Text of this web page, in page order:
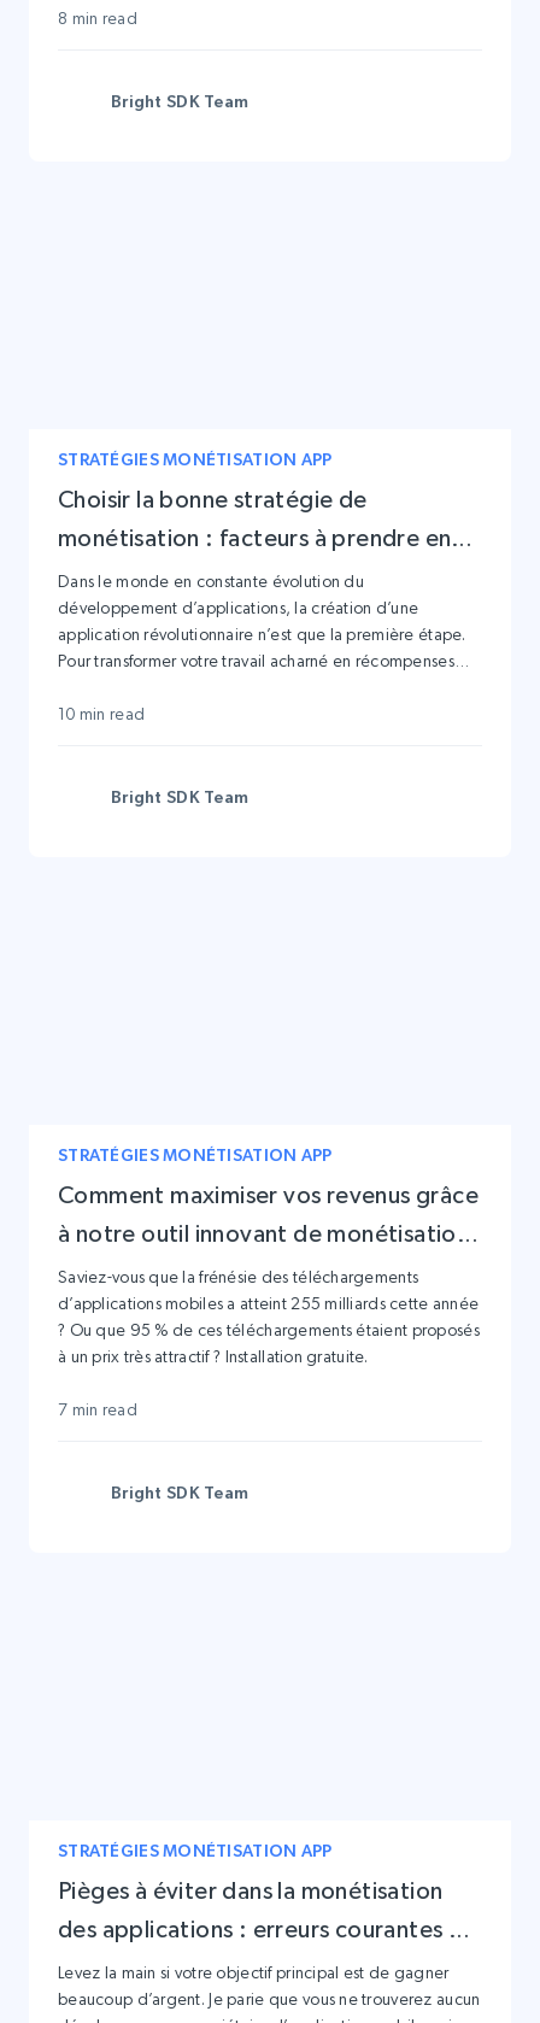
8 min read
Bright SDK Team
STRATÉGIES MONÉTISATION APP
Choisir la bonne stratégie de
monétisation : facteurs à prendre en
compte pour votre application
Dans le monde en constante évolution du
développement d’applications, la création d’une
application révolutionnaire n’est que la première étape.
Pour transformer votre travail acharné en récompenses
devient impérative.
10 min read
Bright SDK Team
STRATÉGIES MONÉTISATION APP
Comment maximiser vos revenus grâce
à notre outil innovant de monétisation
des applications
Saviez-vous que la frénésie des téléchargements
d’applications mobiles a atteint 255 milliards cette année
? Ou que 95 % de ces téléchargements étaient proposés
à un prix très attractif ? Installation gratuite.
7 min read
Bright SDK Team
STRATÉGIES MONÉTISATION APP
Pièges à éviter dans la monétisation
des applications : erreurs courantes et
comment les contourner
Levez la main si votre objectif principal est de gagner
beaucoup d’argent. Je parie que vous ne trouverez aucun